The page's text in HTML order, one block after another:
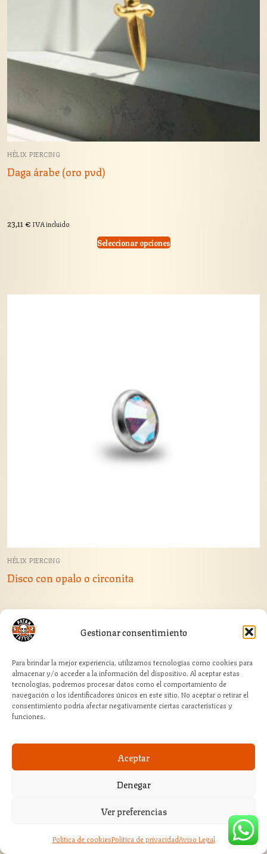
Gestionar consentimiento
Para brindar la mejor experiencia, utilizamos tecnologías como cookies para
almacenar y/o acceder a la información del dispositivo. Al aceptar estas
tecnologías, podremos procesar datos como el comportamiento de
navegación o los identificadores únicos en este sitio. No aceptar o retirar el
consentimiento podría afectar negativamente ciertas características y
funciones.
Aceptar
Denegar
Ver preferencias
Política de cookiesPolítica de privacidadAviso Legal
HÉLIX PIERCING
Daga árabe (oro pvd)
23,11€ IVA incluido
Seleccionar opciones
HÉLIX PIERCING
Disco con opalo o circonita
20,57€ Rango
20,57 €
hasta
21,78 €
IVA incluido